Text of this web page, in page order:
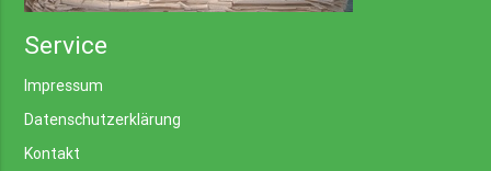
Service
Impressum
Datenschutzerklärung
Kontakt